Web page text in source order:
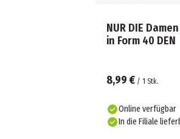
NUR DIE
in Form 40 DEN
8,99 € / 1 Stk.
Online verfügbar
In die Filiale